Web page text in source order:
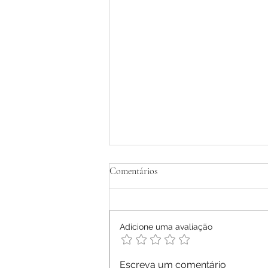
Tratamento Homeopático de
Relato de Caso
Comentários
Adicione uma avaliação
Escreva um comentário